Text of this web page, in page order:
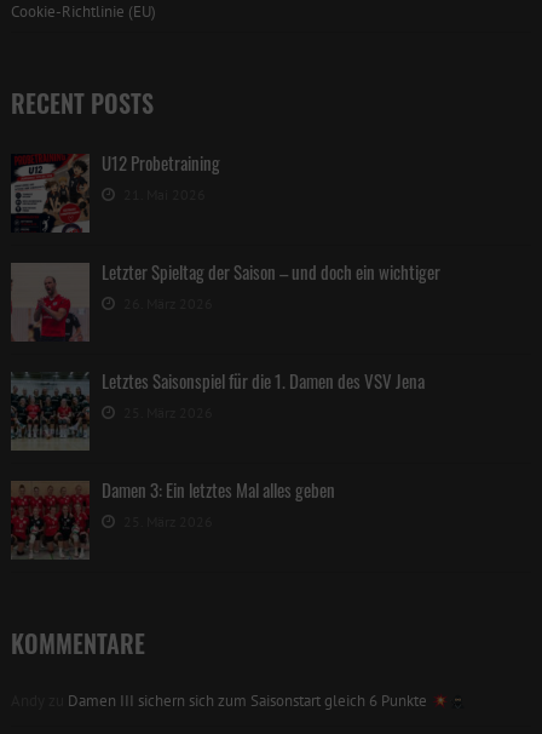
Cookie-Richtlinie (EU)
RECENT POSTS
U12 Probetraining
Letzter Spieltag der Saison – und doch ein wichtiger
Letztes Saisonspiel für die 1. Damen des VSV Jena
Damen 3: Ein letztes Mal alles geben
KOMMENTARE
Damen III sichern sich zum Saisonstart gleich 6 Punkte